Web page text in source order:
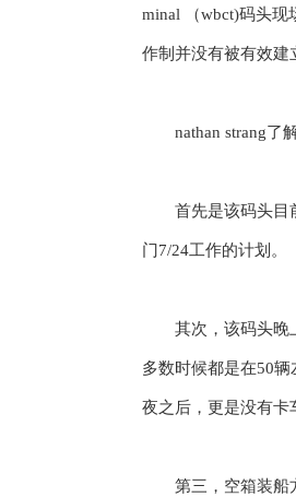
minal （wbct)码头现
作制并没有被有效建
nathan strang了
首先是该码头目
门7/24工作的计划。
其次，该码头晚
多数时候都是在50
夜之后，更是没有卡
第三，空箱装船